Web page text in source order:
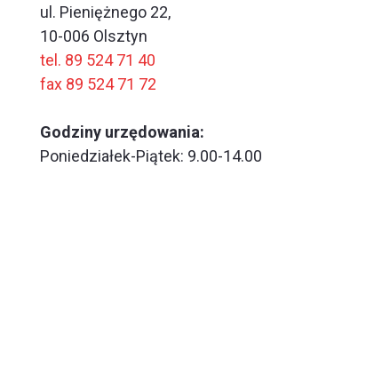
ul. Pieniężnego 22,
10-006 Olsztyn
tel. 89 524 71 40
fax 89 524 71 72
Godziny urzędowania:
Poniedziałek-Piątek: 9.00-14.00